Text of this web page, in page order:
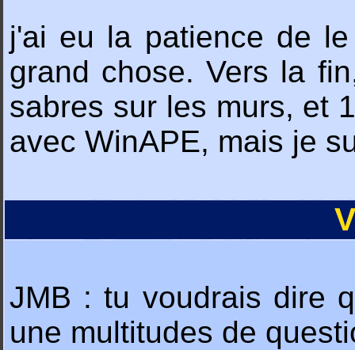
j'ai eu la patience de
grand chose. Vers la
sabres sur les murs, et
avec WinAPE, mais je
JMB : tu voudrais dire
une multitudes de